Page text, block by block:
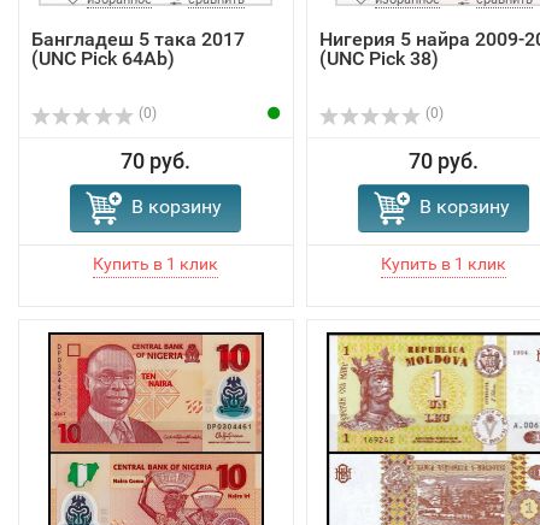
Бангладеш 5 така 2017
(UNC Pick 64Ab)
(0)
70 руб.
В корзину
Нигерия 5 найра 2009-
(UNC Pick 38)
(0)
70 руб.
В корзину